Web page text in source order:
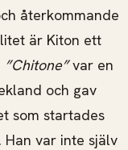
återkommande
är Kiton ett
”Chitone”var en
och gav
som startades
Han var inte själv